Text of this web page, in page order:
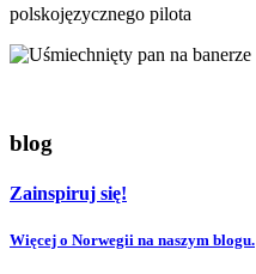
polskojęzycznego pilota
blog
Zainspiruj się!
Więcej o Norwegii na naszym blogu.